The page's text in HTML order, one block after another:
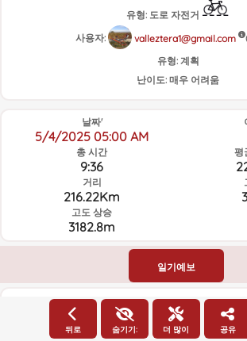
유형: 도로 자전거
사용자:
valleztera1@gmail.com
유형: 계획
난이도: 매우 어려움
날짜'
5/4/2025 05:00 AM
총 시간
9:36
거리
216.22Km
고도 상승
3182.8m
평
일기예보
고도
뒤로 숨기기: 더 많이 공유